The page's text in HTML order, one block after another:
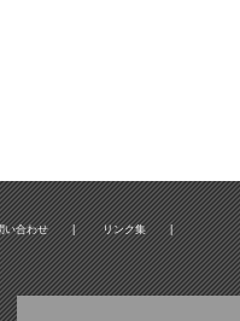
い合わせ | リンク集 |